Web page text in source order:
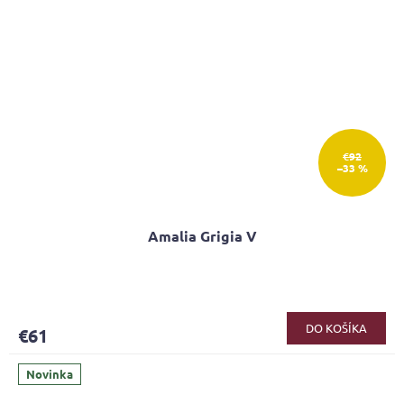
€92
–33 %
Amalia Grigia V
€61 DO KOŠÍKA
Novinka